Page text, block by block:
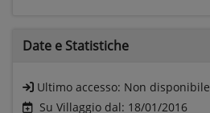
Date e Statistiche
Ultimo accesso: Non disponibile
Su Villaggio dal: 18/01/2016